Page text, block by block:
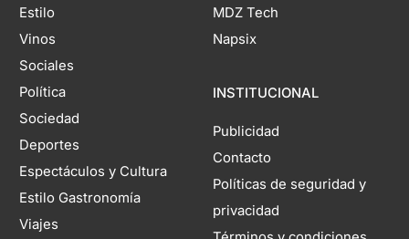
Estilo
Vinos
Sociales
Política
Sociedad
Deportes
Espectáculos y Cultura
Estilo Gastronomía
Viajes
MDZ Tech
Napsix
INSTITUCIONAL
Publicidad
Contacto
Políticas de seguridad y
privacidad